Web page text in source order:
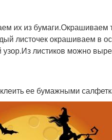
их из бумаги.Окрашиваем
листочек окрашиваем в
листиков можно
ее бумажными